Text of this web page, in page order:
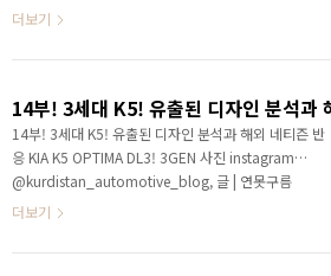
가격표입니다. 내비게이션을 포함한 실내 디자인도 일..
통해서 비교 분석 자료를 제시하는 연못구름입니다! 안녕
면서 국내 자동차 커뮤니티는 하루 종일 K5 이야기로 뜨
디자인에 있어서 좋은 평가를 받았는데, 3세대 K5는 그
중에서도 최고라는 평가를 받고 있습니다. 공개되고 유튜
브 채널 커뮤니티에 관련 소식을 알려드렸는데, 순식간에
200여 개에 댓글 반응이 달렸습니다. 네티즌의 반응은
니다. # 디테일한 유튜브 ..
더보기
14부! 3세대 K5! 유출된 디자인 분석과 해외 네티즌 반
응 KIA K5 OPTIMA DL3! 3GEN 사진 instagram
@kurdistan_automotive_blog, 글 | 연못구름
"감"이 아닌 정확한 수치 자료를 통해서 비교 분석 자료
니다. 요즘 기아차 너무 잘하고 있죠? 디자인의 진수를
더보기